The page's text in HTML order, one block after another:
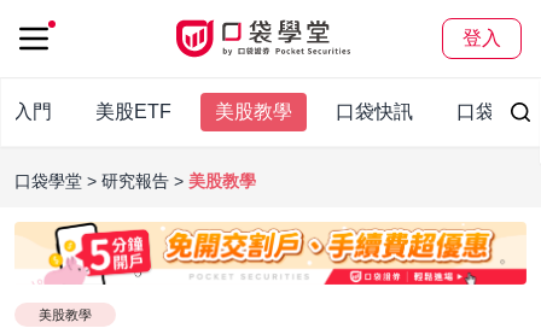
登入
入門 美股ETF 美股教學 口袋快訊 口袋百科
口袋學堂 研究報告 美股教學
美股教學